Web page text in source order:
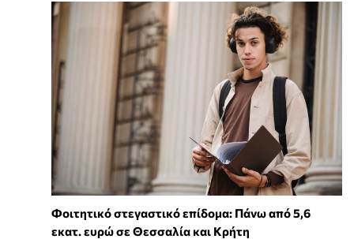
Φοιτητικό στεγαστικό επίδομα: Πάνω από 5,6
εκατ. ευρώ σε Θεσσαλία και Κρήτη